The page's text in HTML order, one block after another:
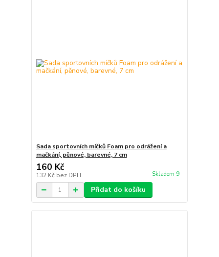
Sada sportovních míčků Foam pro odrážení a
mačkání, pěnové, barevné, 7 cm
160 Kč
132 Kč bez DPH Skladem 9
Přidat do košíku